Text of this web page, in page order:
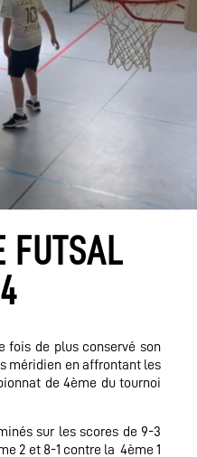
FUTSAL
fois de plus conservé son
méridien en affrontant les
de 4ème du tournoi
sur les scores de 9-3
2 et 8-1 contre la 4ème 1